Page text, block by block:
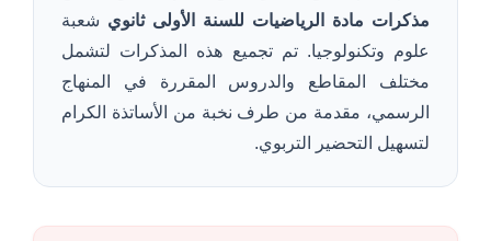
مذكرات مادة الرياضيات للسنة الأولى ثانوي شعبة
علوم وتكنولوجيا. تم تجميع هذه المذكرات لتشمل
مختلف المقاطع والدروس المقررة في المنهاج
الرسمي، مقدمة من طرف نخبة من الأساتذة الكرام
لتسهيل التحضير التربوي.